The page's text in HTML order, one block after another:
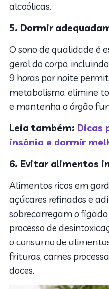
alcoólicas.
5. Dormir
O sono de qualidade é
geral do corpo,
9 horas por noite
metabolismo, elimine
e mantenha o órgão
Leia também: Dicas
insônia e dormir
6. Evitar alimentos
Alimentos ricos em
açúcares refinados e
sobrecarregam o
processo de
o consumo de
frituras, carnes
doces.